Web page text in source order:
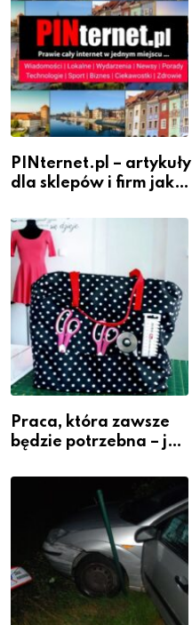
PINternet.pl – artykuły
dla sklepów i firm jako
widoczność
Praca, która zawsze
będzie potrzebna – jak
zawodem przyszłości i
gdzie się go nauczyć?